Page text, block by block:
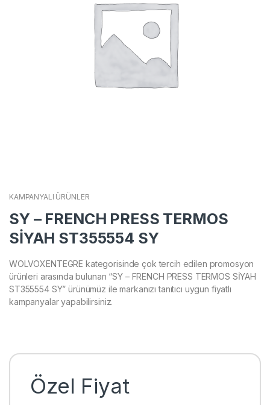
KAMPANYALI ÜRÜNLER
SY – FRENCH PRESS TERMOS
SİYAH ST355554 SY
WOLVOXENTEGRE kategorisinde çok tercih edilen promosyon
ürünleri arasında bulunan “SY – FRENCH PRESS TERMOS SİYAH
ST355554 SY” ürünümüz ile markanızı tanıtıcı uygun fiyatlı
kampanyalar yapabilirsiniz.
Özel Fiyat